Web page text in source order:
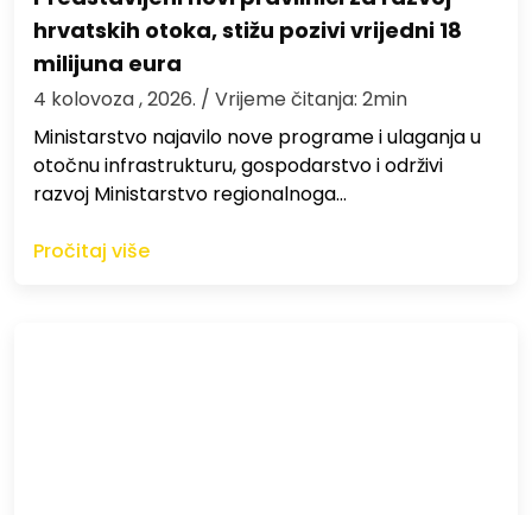
hrvatskih otoka, stižu pozivi vrijedni 18
milijuna eura
4 kolovoza , 2026. / Vrijeme čitanja: 2min
Ministarstvo najavilo nove programe i ulaganja u
otočnu infrastrukturu, gospodarstvo i održivi
razvoj Ministarstvo regionalnoga…
Pročitaj više